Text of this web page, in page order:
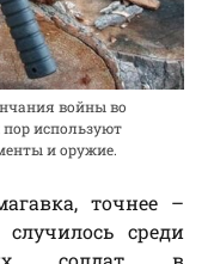
войны во
используют
и оружие.
точнее –
случилось среди